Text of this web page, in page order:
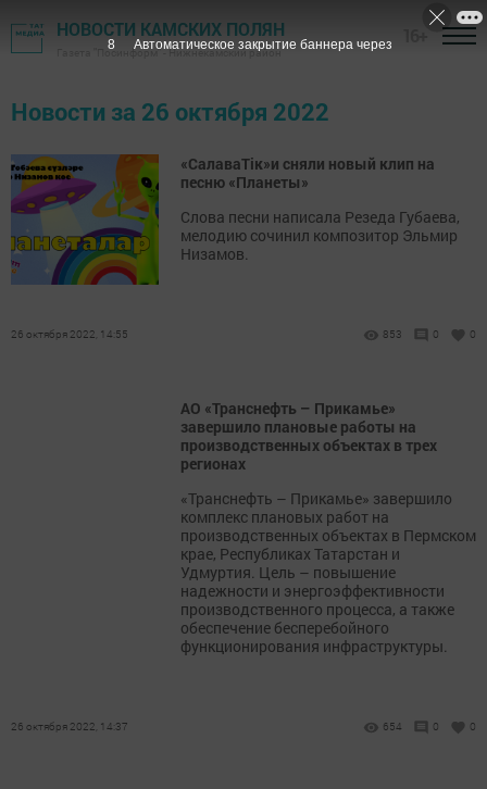
НОВОСТИ КАМСКИХ ПОЛЯН
Газета "Посинформ" - Нижнекамский район
Новости за 26 октября 2022
«СалаваТік»и сняли новый клип на
песню «Планеты»
Слова песни написала Резеда Губаева,
мелодию сочинил композитор Эльмир
Низамов.
26 октября 2022, 14:55 853 0 0
АО «Транснефть – Прикамье»
завершило плановые работы на
производственных объектах в трех
регионах
«Транснефть – Прикамье» завершило
комплекс плановых работ на
производственных объектах в Пермском
крае, Республиках Татарстан и
Удмуртия. Цель – повышение
надежности и энергоэффективности
производственного процесса, а также
обеспечение бесперебойного
функционирования инфраструктуры.
26 октября 2022, 14:37 654 0 0
8 Автоматическое закрытие баннера через